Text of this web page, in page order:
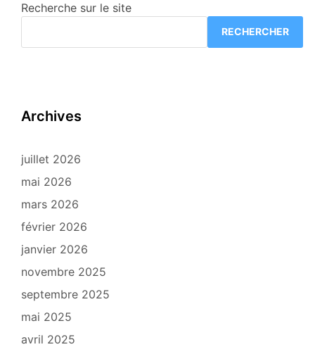
Recherche sur le site
RECHERCHER
Archives
juillet 2026
mai 2026
mars 2026
février 2026
janvier 2026
novembre 2025
septembre 2025
mai 2025
avril 2025